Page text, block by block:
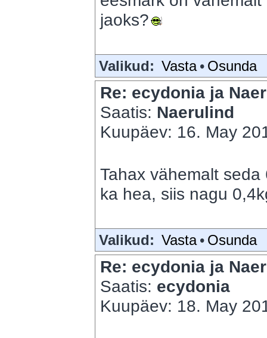
jaoks?
Valikud: Vasta • Osunda
Re: ecydonia ja
Saatis: Naerulind
Kuupäev: 16. May
Tahax vähemalt
ka hea, siis nagu
Valikud: Vasta • Osunda
Re: ecydonia ja
Saatis: ecydonia
Kuupäev: 18. May